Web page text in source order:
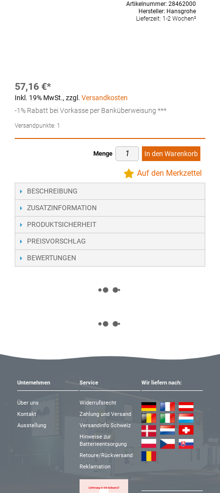
Artikelnummer: 28462000
Hersteller: Hansgrohe
Lieferzeit: 1-2 Wochen²
57,16 €
Inkl. 19% MwSt., zzgl. Versandkosten
-1% Rabatt bei Vorkasse per Banküberweisung ***
Versandpunkte: 1
Menge In den Warenkorb
Auf den Merkzettel
BESCHREIBUNG
ZUSATZINFORMATION
PRODUKTSICHERHEIT
PREISVORSCHLAG
BEWERTUNGEN
Unternehmen
Über uns
Kontakt
Ausstellung
Service
Widerrufsrecht
Zahlung und Versand
Versandinfo Schweiz
Hinweise zur
Batterieentsorgung
Retoure/Rückversand
Reklamation
Wir liefern nach: